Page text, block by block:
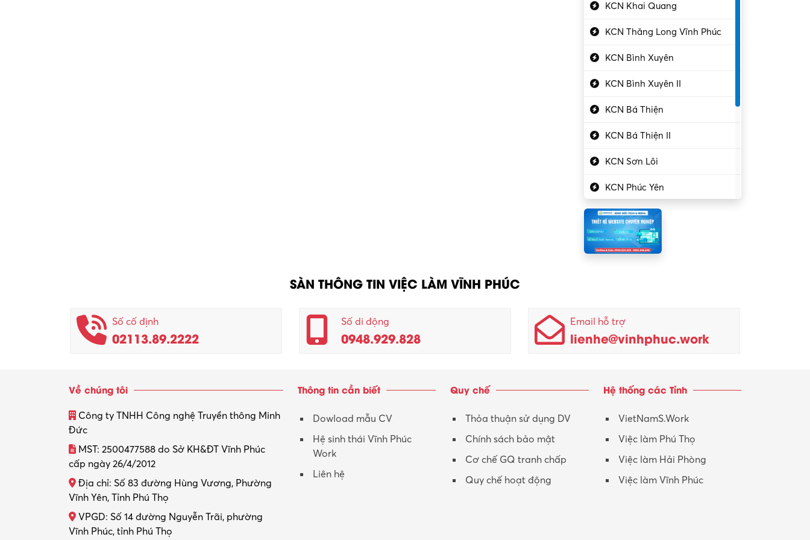
Kỹ sư điện
Kỹ thuật cao
Kỹ thuật mạng – IT
Làm bán thời gian
Lao động phổ thông
Lập trình – Phát triển
Luật – Công chứng
Marketing – PR
Mỹ phẩm – Trang sức
Ngân hàng
Nhân viên kinh doanh
Nhân viên thu mua
Nhân viên CSKH
Phục vụ khác
Promotion Girl (PG)
KCN Khai Quang
KCN Thăng Long Vĩnh Phúc
KCN Bình Xuyên
KCN Bình Xuyên II
KCN Bá Thiện
KCN Bá Thiện II
KCN Sơn Lôi
KCN Phúc Yên
Khu CN Đồng Sóc
KCN Chấn Hưng
KCN Sông Lô I
KCN Tam Dương
SÀN THÔNG TIN VIỆC LÀM VĨNH PHÚC
Số cố định
02113.89.2222
Số di động
0948.929.828
Email hỗ trợ
lienhe@vinhphuc.work
Về chúng tôi
Công ty TNHH Công nghệ Truyền thông Minh
Đức
MST: 2500477588 do Sở KH&ĐT Vĩnh Phúc
cấp ngày 26/4/2012
Địa chỉ: Số 83 đường Hùng Vương, Phường
Vĩnh Yên, Tỉnh Phú Thọ
VPGD: Số 14 đường Nguyễn Trãi, phường
Vĩnh Phúc, tỉnh Phú Thọ
Thông tin cần biết
Dowload mẫu CV
Hệ sinh thái Vĩnh Phúc
Work
Liên hệ
Quy chế
Thỏa thuận sử dụng DV
Chính sách bảo mật
Cơ chế GQ tranh chấp
Quy chế hoạt động
Hệ thống các Tỉnh
VietNamS.Work
Việc làm Phú Thọ
Việc làm Hải Phòng
Việc làm Vĩnh Phúc